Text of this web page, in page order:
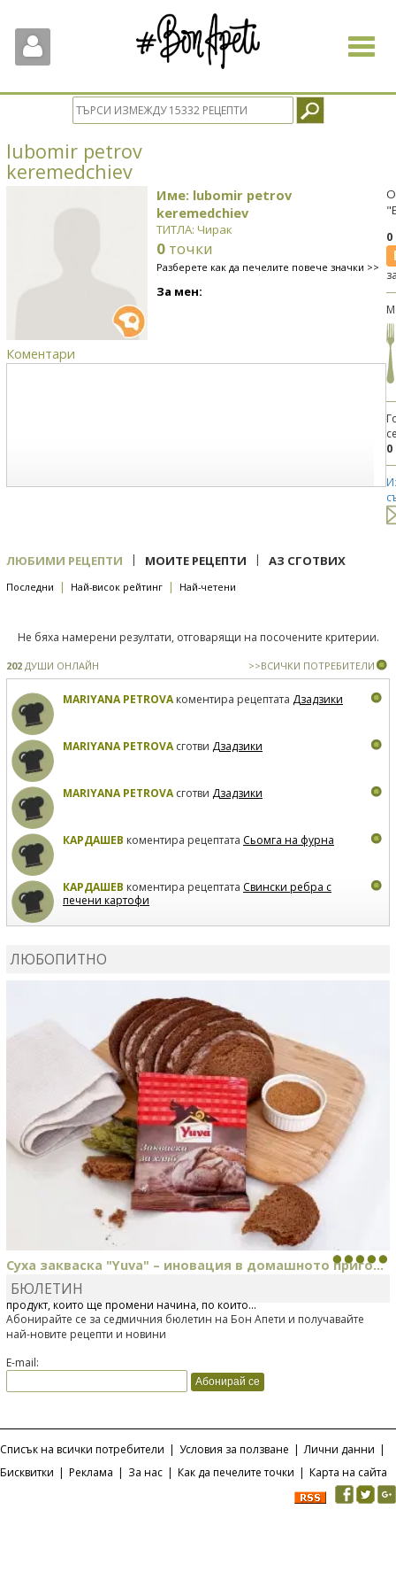
Toggle
lubomir petrov
keremedchiev
Име: lubomir petrov
keremedchiev
ТИТЛА: Чирак
0 точки
Разберете как да печелите повече значки >>
За мен:
Коментари
0
ЛЮБИМИ РЕЦЕПТИ | МОИТЕ РЕЦЕПТИ | АЗ СГОТВИХ
Последни | Най-висок рейтинг | Най-четени
Не бяха намерени резултати, отговарящи на посочените критерии.
202 ДУШИ ОНЛАЙН >>ВСИЧКИ ПОТРЕБИТЕЛИ
MARIYANA PETROVAкоментира рецептата Дзадзики
MARIYANA PETROVAсготви Дзадзики
MARIYANA PETROVAсготви Дзадзики
КАРДАШЕВ коментира рецептата Сьомга на фурна
КАРДАШЕВ коментира рецептата Свински ребра с
печени картофи
ЛЮБОПИТНО
Суха закваска "Yuva" – иновация в домашното приго...
Отскоро Лесафр България стартира предлагането на изцяло нов
продукт, който ще промени начина, по който...
БЮЛЕТИН
Абонирайте се за седмичния бюлетин на Бон Апети и получавайте
най-новите рецепти и новини
E-mail:
Списък на всички потребители | Условия за ползване | Лични данни |
Бисквитки | Реклама | За нас | Как да печелите точки | Карта на сайта